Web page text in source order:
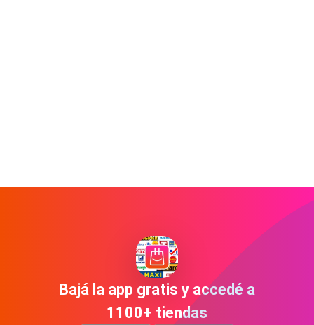
Bajá la app gratis y accedé a
1100+ tiendas